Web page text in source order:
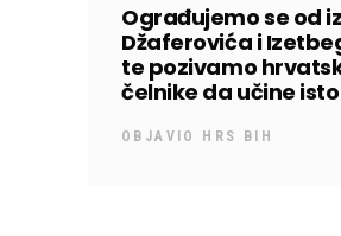
Ograđujemo se od
Džaferovića i
te pozivamo
čelnike da učine isto
OBJAVIO HRS BIH